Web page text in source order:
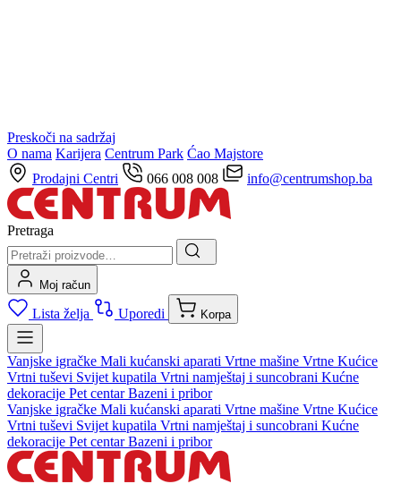
Preskoči na sadržaj
O nama Karijera Centrum Park Ćao Majstore
Prodajni Centri
066 008 008 info@centrumshop.ba
Pretraga
Moj račun
Lista želja Uporedi Korpa
Vanjske igračke Mali kućanski aparati Vrtne mašine Vrtne Kućice
Vrtni tuševi Svijet kupatila Vrtni namještaj i suncobrani Kućne
dekoracije Pet centarBazeni i pribor
Vanjske igračke Mali kućanski aparati Vrtne mašine Vrtne Kućice
Vrtni tuševi Svijet kupatila Vrtni namještaj i suncobrani Kućne
dekoracije Pet centarBazeni i pribor